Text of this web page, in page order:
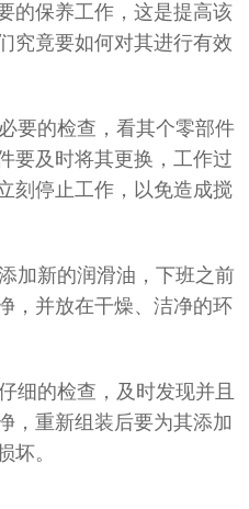
的保养工作，这是提高该
究竟要如何对其进行有效
要的检查，看其个零部件
要及时将其更换，工作过
刻停止工作，以免造成搅
加新的润滑油，下班之前
，并放在干燥、洁净的环
细的检查，及时发现并且
，重新组装后要为其添加
坏。